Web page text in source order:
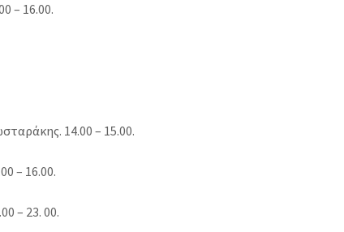
– 16.00.
14.00 – 15.00.
– 16.00.
– 23. 00.